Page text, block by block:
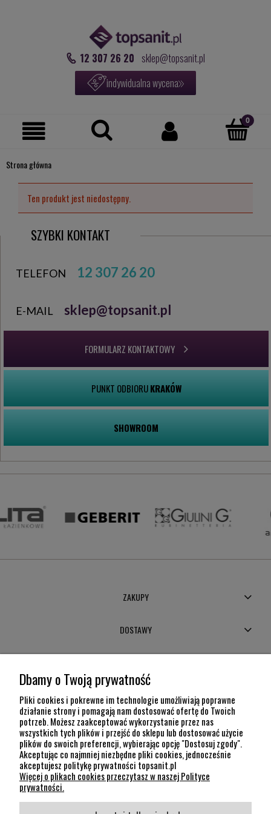
12 307 26 20 sklep@topsanit.pl
indywidualna wycena
Strona główna
Ten produkt jest niedostępny.
SZYBKI KONTAKT
TELEFON 12 307 26 20
E-MAIL sklep@topsanit.pl
FORMULARZ KONTAKTOWY
PUNKT ODBIORUKRAKÓW
SHOWROOM
ZAKUPY
DOSTAWY
POMOC
INFORMACJE
KONTAKT
12 307 26 20
Kraków, 30-704 Na Dołach 8
SOCIAL MEDIA
Dbamy o Twoją prywatność
Pliki cookies i pokrewne im technologie umożliwiają poprawne
działanie strony i pomagają nam dostosować ofertę do Twoich
potrzeb. Możesz zaakceptować wykorzystanie przez nas
wszystkich tych plików i przejść do sklepu lub dostosować użycie
plików do swoich preferencji, wybierając opcję "Dostosuj zgody".
Akceptując co najmniej niezbędne pliki cookies, jednocześnie
akceptujesz politykę prywatności topsanit.pl
Więcej o plikach cookies przeczytasz w naszej Polityce
prywatności.